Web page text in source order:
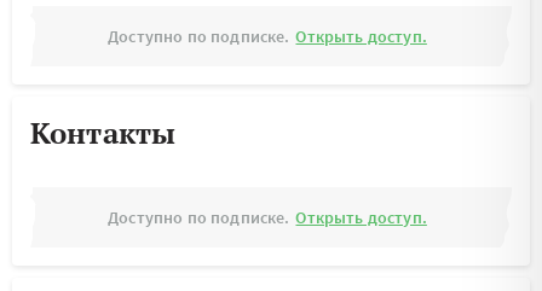
Доступно по подписке. Открыть доступ.
Контакты
Доступно по подписке. Открыть доступ.